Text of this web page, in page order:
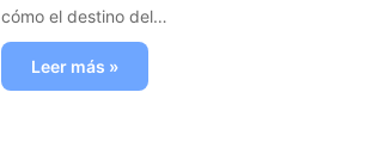
cómo el destino del…
Leer más »